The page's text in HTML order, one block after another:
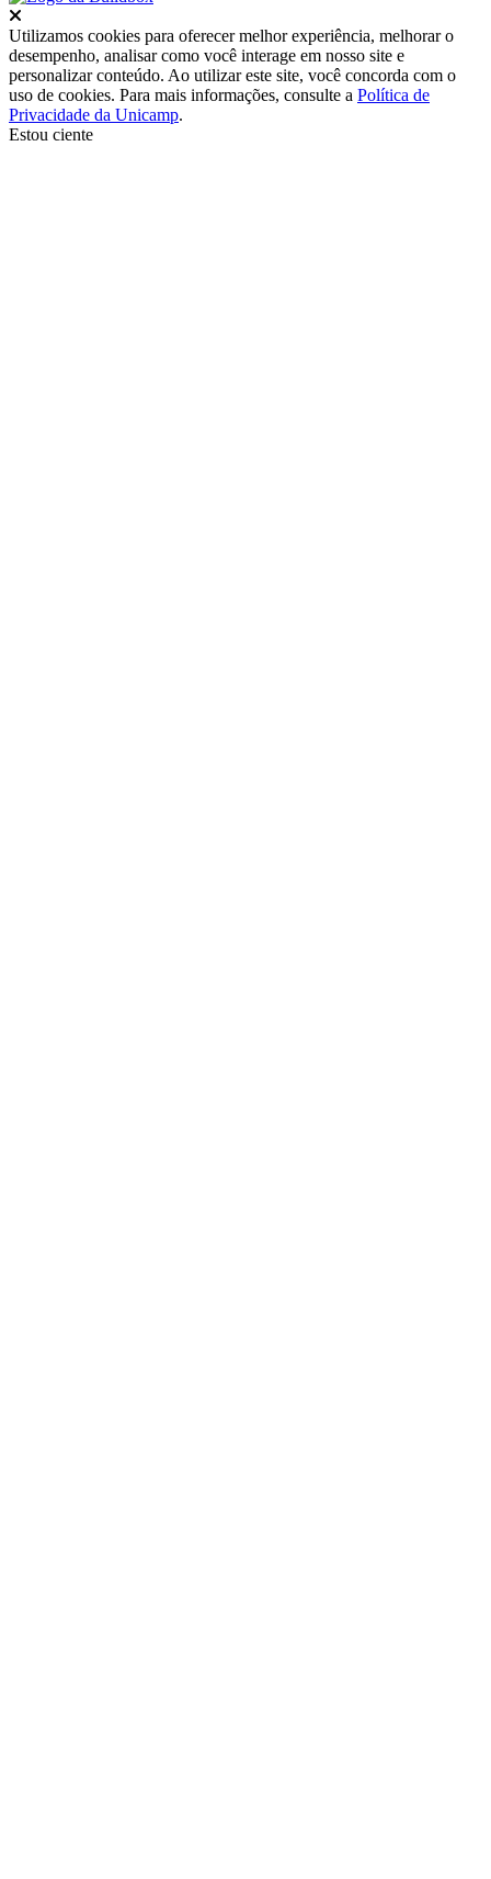
Utilizamos cookies para oferecer melhor experiência, melhorar o
desempenho, analisar como você interage em nosso site e
personalizar conteúdo. Ao utilizar este site, você concorda com o
uso de cookies. Para mais informações, consulte a Política de
Privacidade da Unicamp.
Estou ciente